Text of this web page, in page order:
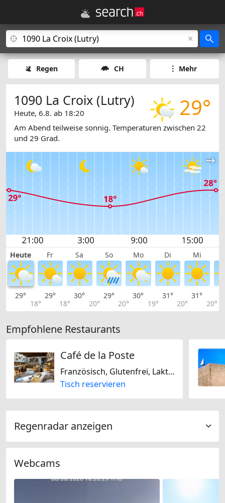
Regen CH Mehr
29°
1090 La Croix (Lutry)
Heute, 6.8. ab 18:20
Am Abend teilweise sonnig. Temperaturen zwischen 22
und 29 Grad.
Heute Fr Sa So Mo Di Mi
29°
18°
29°
18°
30°
20°
29°
20°
30°
19°
31°
20°
31°
20°
Empfohlene Restaurants
Café de la Poste
Französisch, Glutenfrei, Laktosefrei
Tisch reservieren
Regenradar anzeigen
Webcams